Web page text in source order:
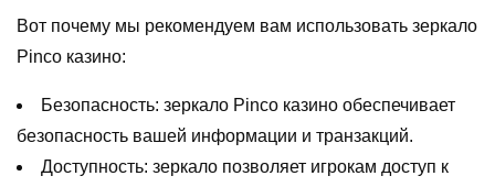
Вот почему мы рекомендуем вам использовать зеркало
Pinco казино:
Безопасность: зеркало Pinco казино обеспечивает
безопасность вашей информации и транзакций.
Доступность: зеркало позволяет игрокам доступ к